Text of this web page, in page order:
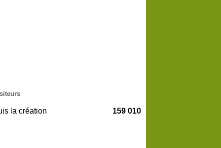
la création 159 010